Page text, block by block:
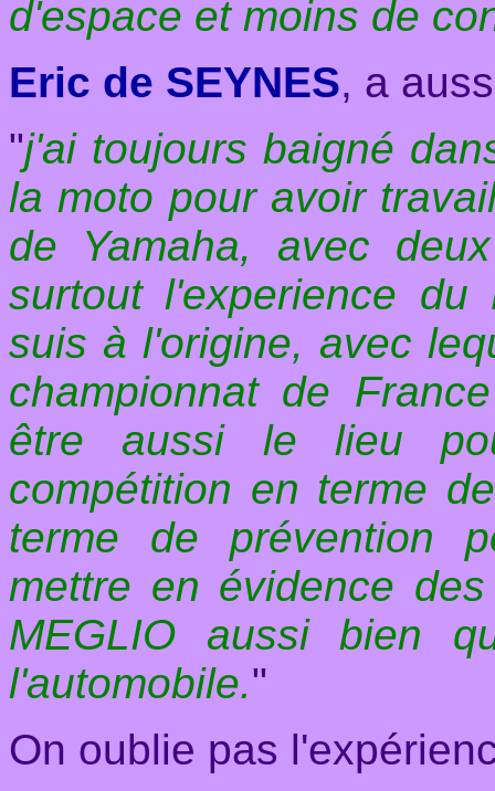
d'espace et moins de
Eric de SEYNES, a
"j'ai toujours baigné
la moto pour avoir
de Yamaha, avec
surtout l'experience
suis à l'origine, avec
championnat de
être aussi le lieu
compétition en terme
terme de prévention
mettre en évidence
MEGLIO aussi bien
l'automobile."
On oublie pas